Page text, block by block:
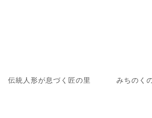
伝統人形が息づく匠の里 みちのく